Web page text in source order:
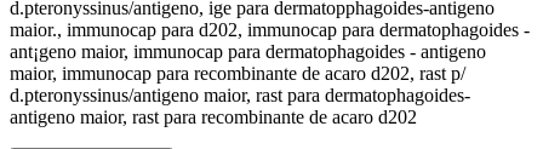
d.pteronyssinus/antigeno, ige para dermatopphagoides-antigeno
maior., immunocap para d202, immunocap para dermatophagoides -
ant¡geno maior, immunocap para dermatophagoides - antigeno
maior, immunocap para recombinante de acaro d202, rast p/
d.pteronyssinus/antigeno maior, rast para dermatophagoides-
antigeno maior, rast para recombinante de acaro d202